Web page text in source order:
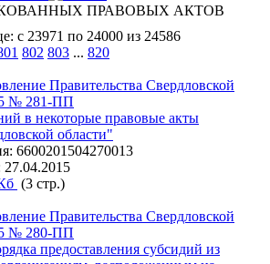
ПРАВОВЫХ АКТОВ
с 23971 по 24000 из 24586
802 803 ... 820
Правительства Свердловской
№ 281-ПП
в некоторые правовые акты
области"
6600201504270013
27.04.2015
(3 стр.)
Правительства Свердловской
№ 280-ПП
предоставления субсидий из